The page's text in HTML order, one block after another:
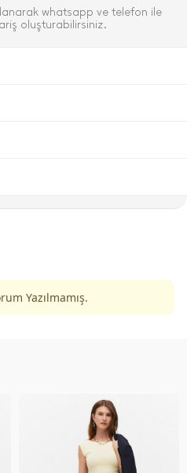
whatsapp ve telefon ile
oluşturabilirsiniz.
Yazılmamış.